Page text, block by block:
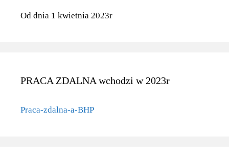
Od dnia 1 kwietnia 2023r
PRACA ZDALNA wchodzi w 2023r
Praca-zdalna-a-BHP